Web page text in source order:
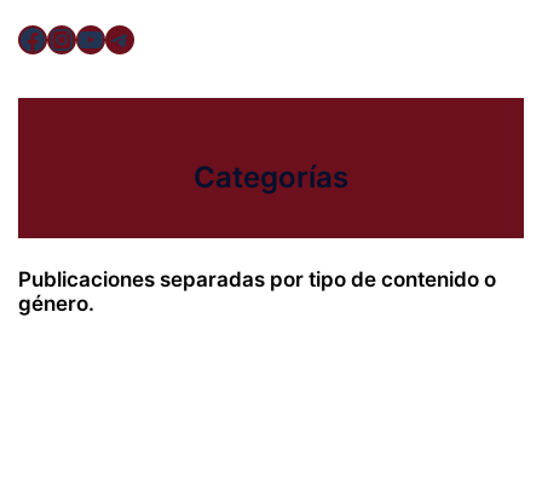
Facebook
Instagram
YouTube
Telegram
Categorías
Publicaciones separadas por tipo de contenido o
género.